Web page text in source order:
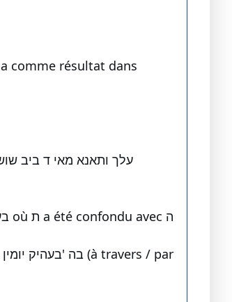
עלך ותאנא מאי ד ביב
Le texte cependant est écrit de manière difficile et obscure. Il y a une erreur dans בעהיק où ת a été confondu avec ה